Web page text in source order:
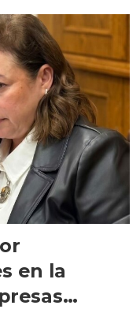
en la